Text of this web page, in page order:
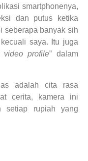
smartphonenya,
dan putus ketika
seberapa banyak sih
saya. Itu juga
video profile” dalam
adalah cita rasa
cerita, kamera ini
setiap rupiah yang